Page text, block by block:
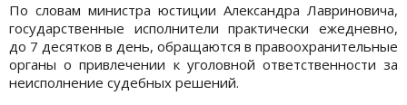
По словам министра юстиции Александра Лавриновича,
государственные исполнители практически ежедневно,
до 7 десятков в день, обращаются в правоохранительные
органы о привлечении к уголовной ответственности за
неисполнение судебных решений.